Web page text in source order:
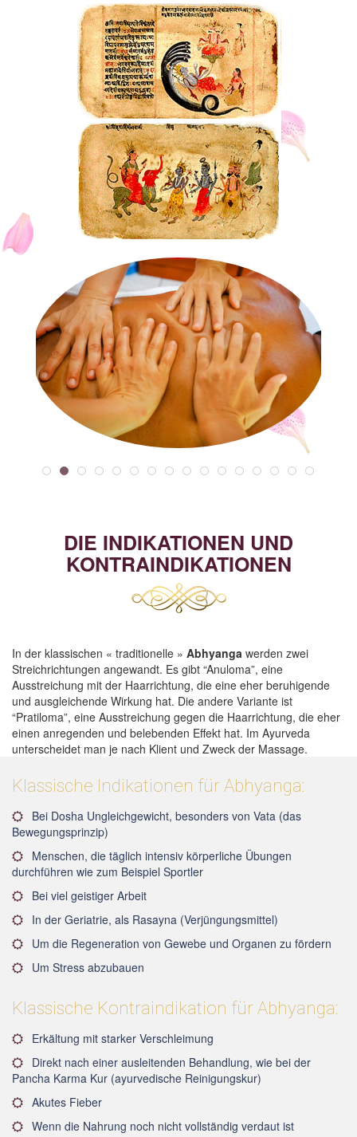
DIE INDIKATIONEN UND
KONTRAINDIKATIONEN
In der klassischen « traditionelle » Abhyanga werden zwei
Streichrichtungen angewandt. Es gibt “Anuloma”, eine
Ausstreichung mit der Haarrichtung, die eine eher beruhigende
und ausgleichende Wirkung hat. Die andere Variante ist
“Pratiloma”, eine Ausstreichung gegen die Haarrichtung, die eher
einen anregenden und belebenden Effekt hat. Im Ayurveda
unterscheidet man je nach Klient und Zweck der Massage.
Klassische Indikationen für Abhyanga:
Bei Dosha Ungleichgewicht, besonders von Vata (das
Bewegungsprinzip)
Menschen, die täglich intensiv körperliche Übungen
durchführen wie zum Beispiel Sportler
Bei viel geistiger Arbeit
In der Geriatrie, als Rasayna (Verjüngungsmittel)
Um die Regeneration von Gewebe und Organen zu fördern
Um Stress abzubauen
Klassische Kontraindikation für Abhyanga:
Erkältung mit starker Verschleimung
Direkt nach einer ausleitenden Behandlung, wie bei der
Pancha Karma Kur (ayurvedische Reinigungskur)
Akutes Fieber
Wenn die Nahrung noch nicht vollständig verdaut ist